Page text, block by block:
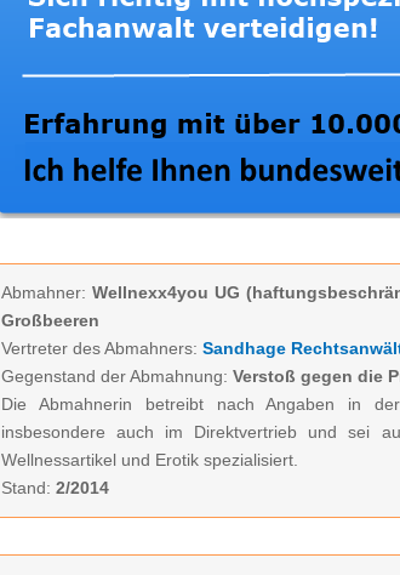
Abmahner:Wellnexx4you UG
Großbeeren
Vertreter des Abmahners: Sandhage
Gegenstand der Abmahnung: Verstoß gegen die
Die Abmahnerin betreibt nach Angaben in
insbesondere auch im Direktvertrieb und sei
Wellnessartikel und Erotik spezialisiert.
Stand: 2/2014